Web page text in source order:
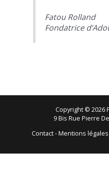
Fatou Rolland
Fondatrice
Copyright © 2026
9 Bis Rue Pierre
Contact-Mentions légales